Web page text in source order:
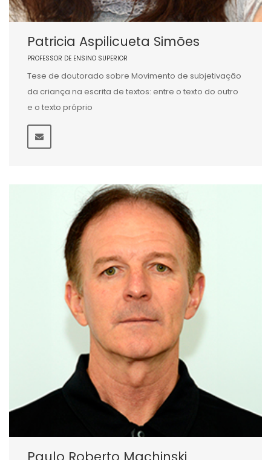
Patricia Aspilicueta Simões
PROFESSOR DE ENSINO SUPERIOR
Tese de doutorado sobre Movimento de subjetivação
da criança na escrita de textos: entre o texto do outro
e o texto próprio